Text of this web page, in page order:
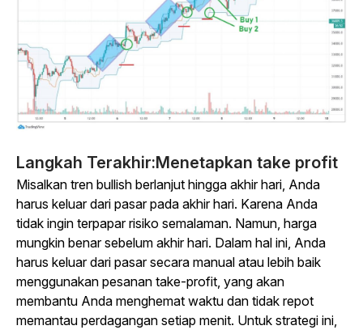
Langkah Terakhir:Menetapkan take profit
Misalkan tren bullish berlanjut hingga akhir hari, Anda
harus keluar dari pasar pada akhir hari. Karena Anda
tidak ingin terpapar risiko semalaman. Namun, harga
mungkin benar sebelum akhir hari. Dalam hal ini, Anda
harus keluar dari pasar secara manual atau lebih baik
menggunakan pesanan take-profit, yang akan
membantu Anda menghemat waktu dan tidak repot
memantau perdagangan setiap menit. Untuk strategi ini,